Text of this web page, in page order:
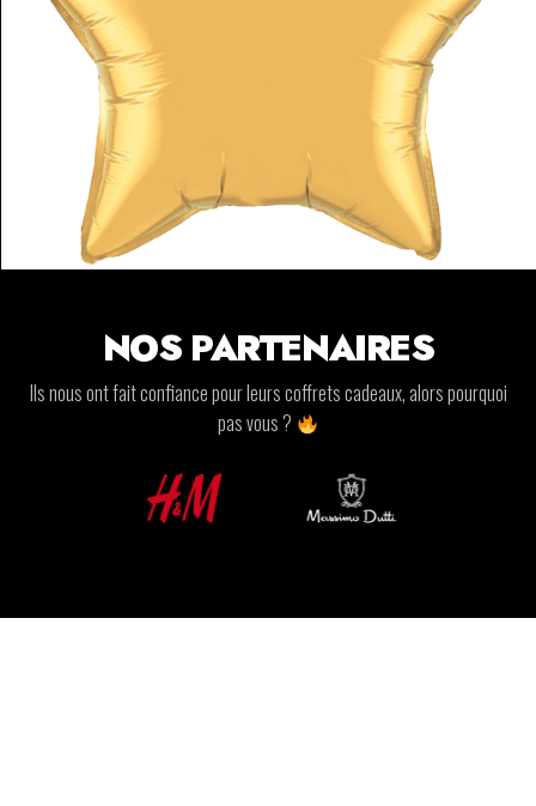
NOS PARTENAIRES
Ils nous ont fait confiance pour leurs coffrets cadeaux, alors pourquoi
pas vous ?